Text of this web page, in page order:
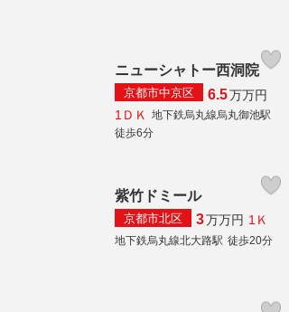
ニューシャトー西洞院
京都市中京区 6.5万万円
1ＤＫ
地下鉄烏丸線烏丸御池駅
徒歩6分
紫竹ドミール
京都市北区 3万万円 1Ｋ
地下鉄烏丸線北大路駅 徒歩20分